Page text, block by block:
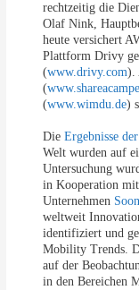
rechtzeitig die
Olaf Nink,
heute versichert
Plattform Drivy
(www.drivy.com).
(
(www.wimdu.de)
DieErgebnisse
Welt wurden auf
Untersuchung
in Kooperation
Unternehmen
weltweit
identifiziert und
Mobility Trends.
auf der
in den Bereichen